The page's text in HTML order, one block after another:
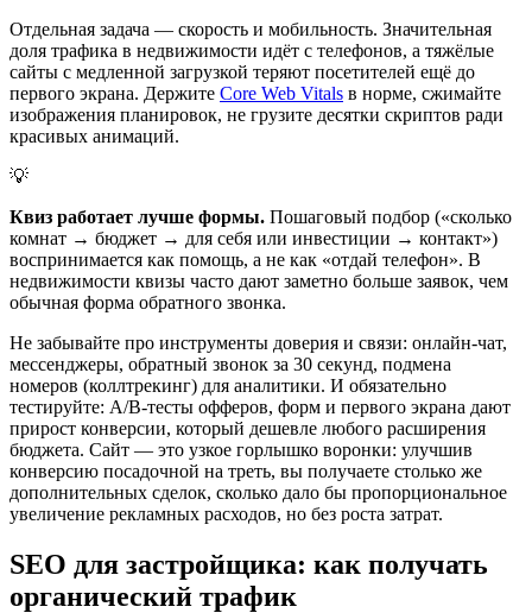
Отдельная задача — скорость и мобильность. Значительная
доля трафика в недвижимости идёт с телефонов, а тяжёлые
сайты с медленной загрузкой теряют посетителей ещё до
первого экрана. Держите Core Web Vitals в норме, сжимайте
изображения планировок, не грузите десятки скриптов ради
красивых анимаций.
💡
Квиз работает лучше формы. Пошаговый подбор («сколько
комнат → бюджет → для себя или инвестиции → контакт»)
воспринимается как помощь, а не как «отдай телефон». В
недвижимости квизы часто дают заметно больше заявок, чем
обычная форма обратного звонка.
Не забывайте про инструменты доверия и связи: онлайн-чат,
мессенджеры, обратный звонок за 30 секунд, подмена
номеров (коллтрекинг) для аналитики. И обязательно
тестируйте: A/B-тесты офферов, форм и первого экрана дают
прирост конверсии, который дешевле любого расширения
бюджета. Сайт — это узкое горлышко воронки: улучшив
конверсию посадочной на треть, вы получаете столько же
дополнительных сделок, сколько дало бы пропорциональное
увеличение рекламных расходов, но без роста затрат.
SEO для застройщика: как получать
органический трафик